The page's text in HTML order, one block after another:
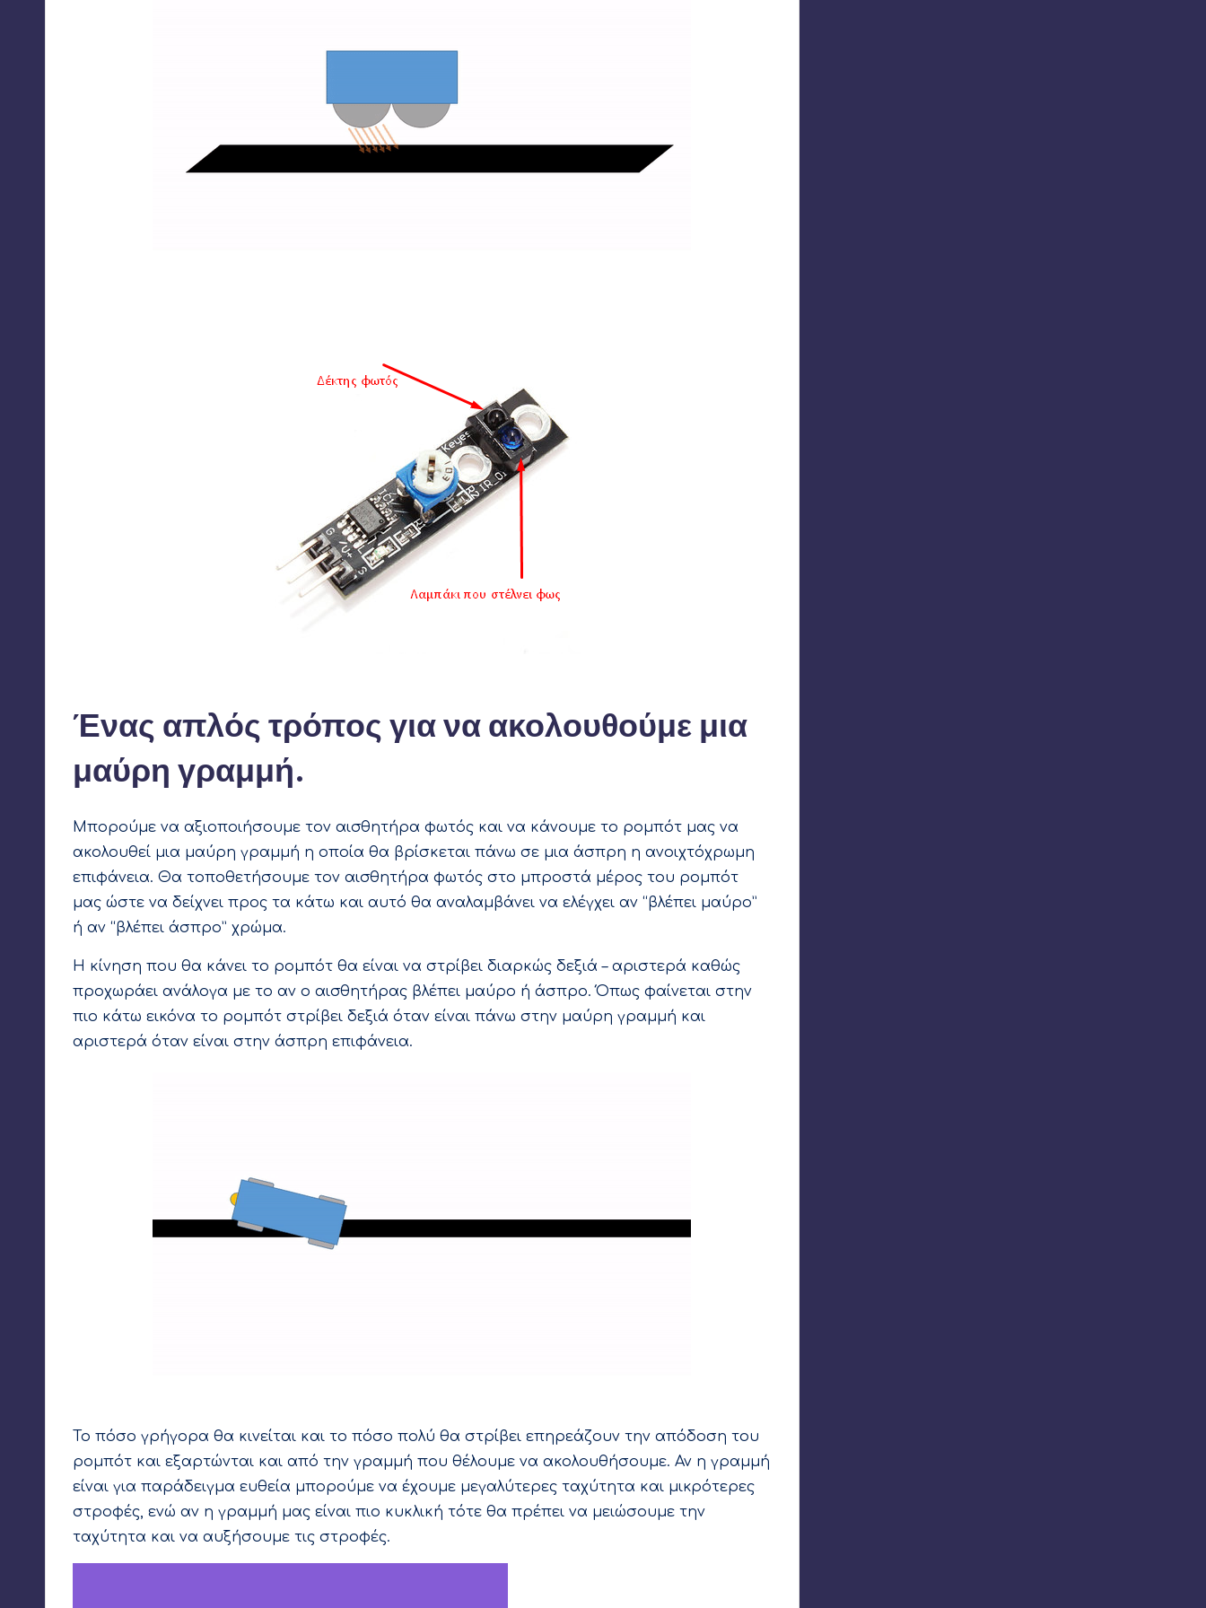
Ένας απλός τρόπος για να ακολουθούμε μια
μαύρη γραμμή.
Μπορούμε να αξιοποιήσουμε τον αισθητήρα φωτός και να κάνουμε το ρομπότ μας να
ακολουθεί μια μαύρη γραμμή η οποία θα βρίσκεται πάνω σε μια άσπρη η ανοιχτόχρωμη
επιφάνεια. Θα τοποθετήσουμε τον αισθητήρα φωτός στο μπροστά μέρος του ρομπότ
μας ώστε να δείχνει προς τα κάτω και αυτό θα αναλαμβάνει να ελέγχει αν “βλέπει μαύρο”
ή αν “βλέπει άσπρο” χρώμα.
Η κίνηση που θα κάνει το ρομπότ θα είναι να στρίβει διαρκώς δεξιά – αριστερά καθώς
προχωράει ανάλογα με το αν ο αισθητήρας βλέπει μαύρο ή άσπρο. Όπως φαίνεται στην
πιο κάτω εικόνα το ρομπότ στρίβει δεξιά όταν είναι πάνω στην μαύρη γραμμή και
αριστερά όταν είναι στην άσπρη επιφάνεια.
Το πόσο γρήγορα θα κινείται και το πόσο πολύ θα στρίβει επηρεάζουν την απόδοση του
ρομπότ και εξαρτώνται και από την γραμμή που θέλουμε να ακολουθήσουμε. Αν η γραμμή
είναι για παράδειγμα ευθεία μπορούμε να έχουμε μεγαλύτερες ταχύτητα και μικρότερες
στροφές, ενώ αν η γραμμή μας είναι πιο κυκλική τότε θα πρέπει να μειώσουμε την
ταχύτητα και να αυξήσουμε τις στροφές.